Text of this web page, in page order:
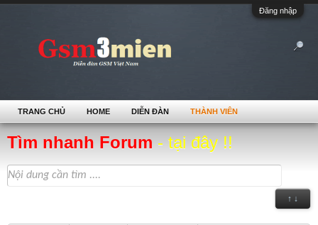
Đăng nhập
Tìm nhanh Forum - tại đây !!
↑ ↓
TRANG CHỦ HOME DIỄN ĐÀN THÀNH VIÊN